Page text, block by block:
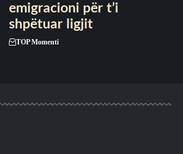
emigracioni për t’i
shpëtuar ligjit
TOP Momenti